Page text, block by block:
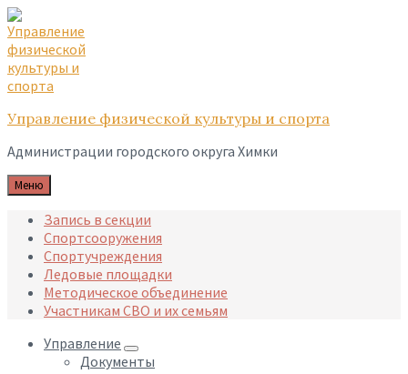
Skip
to
content
Skip
to
main
navigation
Skip
to
footer
Управление физической культуры и спорта
Администрации городского округа Химки
Меню
Запись в секции
Спортсооружения
Спортучреждения
Ледовые площадки
Методическое объединение
Участникам СВО и их семьям
Управление
Документы